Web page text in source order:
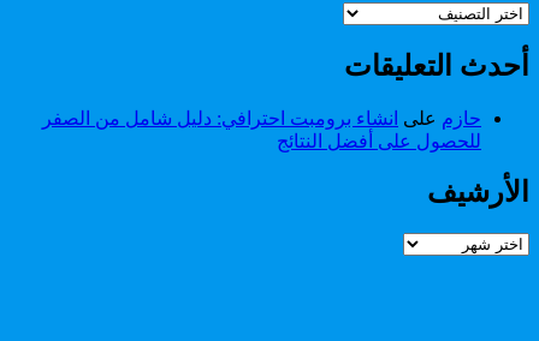
تصنيفات
أحدث التعليقات
حازم على انشاء برومبت احترافي: دليل شامل من الصفر
للحصول على أفضل النتائج
الأرشيف
الأرشيف